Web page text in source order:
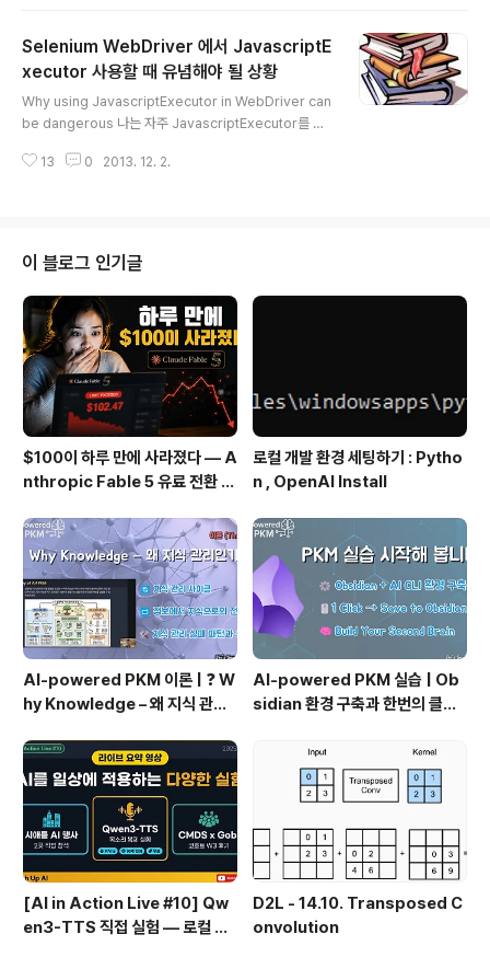
cssSelector("input[type='button'][value='tes
t'"));for(WebElement aaa : solution){if(aaa.getAtt
} } 일단 cssSelector를 사용해서 type과 val..
Selenium WebDriver 에서 JavascriptE
xecutor 사용할 때 유념해야 될 상황
Why using JavascriptExecutor in WebDriver can
be dangerous 나는 자주 JavascriptExecutor를 사
예를 들어 개발자 컴퓨터에서는 pass를 하는데 function
서 개발자는 아래와 같이 이 코드를 고쳤다. ((Javascript
Executor)driver).executeScript("$('.save').click
();"); 이 코드는 제대로 작동 했다. 추측컨대 웹 드라이버는
..
13 0 2013. 12. 2.
이 블로그 인기글
$100이 하루 만에 사라졌다 — A
nthropic Fable 5 유료 전환 사
로컬 개발 환경 세팅하기 : Pytho
n , OpenAI Install
AI-powered PKM 이론 | ❓ W
hy Knowledge – 왜 지식 관리
보에서 지식으로의 전환, 🛠️ 지식
관리 실패 패턴과 극복
AI-powered PKM 실습 | Ob
sidian 환경 구축과 한번의 클릭
(Web Clipper)
[AI in Action Live #10] Qw
en3-TTS 직접 실험 — 로컬 설
D2L - 14.10. Transposed C
onvolution